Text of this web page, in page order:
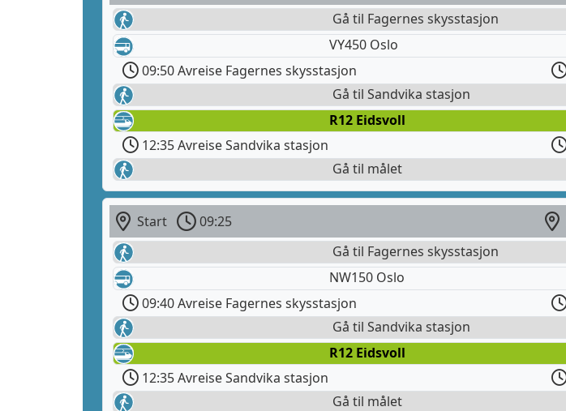
Gå til Fagernes skysstasjon
VY450 Oslo
09:50 Avreise Fagernes skysstasjon
Gå til Sandvika stasjon
R12 Eidsvoll
12:35 Avreise Sandvika stasjon
Gå til målet
Start 09:25
Gå til Fagernes skysstasjon
NW150 Oslo
09:40 Avreise Fagernes skysstasjon
Gå til Sandvika stasjon
R12 Eidsvoll
12:35 Avreise Sandvika stasjon
Gå til målet